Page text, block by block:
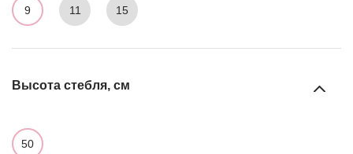
9 11 15
Высота стебля, см
50